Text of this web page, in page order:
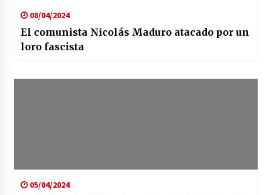
08/04/2024
El comunista Nicolás Maduro atacado por un
loro fascista
05/04/2024